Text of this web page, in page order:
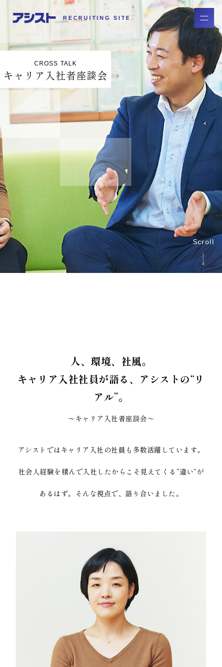
CROSS TALK
キャリア入社者座談会
Scroll
人、環境、社風。
キャリア入社社員が語る、アシストの“リ
アル”。
〜キャリア入社者座談会〜
アシストではキャリア入社の社員も多数活躍しています。
社会人経験を積んで入社したからこそ見えてくる“違い”が
あるはず。そんな視点で、語り合いました。